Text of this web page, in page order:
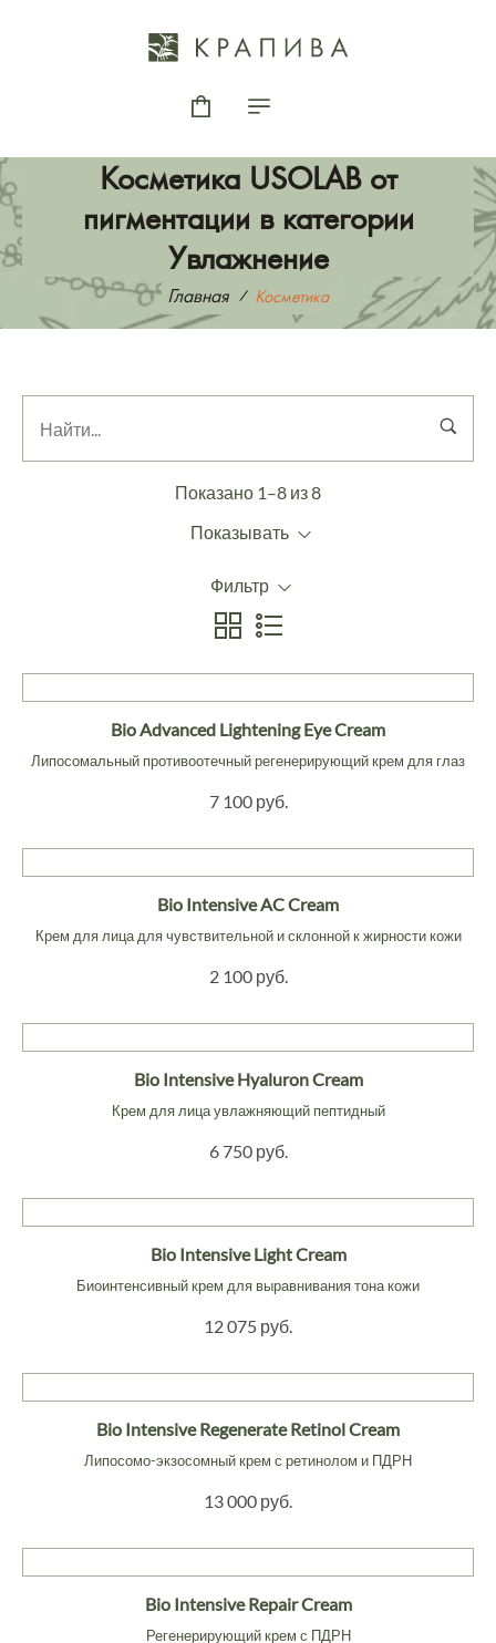
Косметика USOLAB от
пигментации в категории
Увлажнение
Главная Косметика
Показано 1–8 из 8
Показывать
Фильтр
Bio Advanced Lightening Eye Cream
Липосомальный противоотечный регенерирующий крем для глаз
7 100 руб.
Bio Intensive AC Cream
Крем для лица для чувствительной и склонной к жирности кожи
2 100 руб.
Bio Intensive Hyaluron Cream
Крем для лица увлажняющий пептидный
6 750 руб.
Bio Intensive Light Cream
Биоинтенсивный крем для выравнивания тона кожи
12 075 руб.
Bio Intensive Regenerate Retinol Cream
Липосомо-экзосомный крем с ретинолом и ПДРН
13 000 руб.
Bio Intensive Repair Cream
Регенерирующий крем с ПДРН